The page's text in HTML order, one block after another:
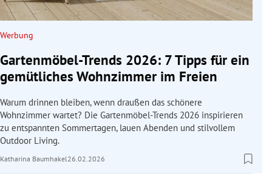
Werbung
Gartenmöbel-Trends 2026: 7 Tipps für ein
gemütliches Wohnzimmer im Freien
Warum drinnen bleiben, wenn draußen das schönere
Wohnzimmer wartet? Die Gartenmöbel-Trends 2026 inspirieren
zu entspannten Sommertagen, lauen Abenden und stilvollem
Outdoor Living.
Katharina Baumhakel26.02.2026